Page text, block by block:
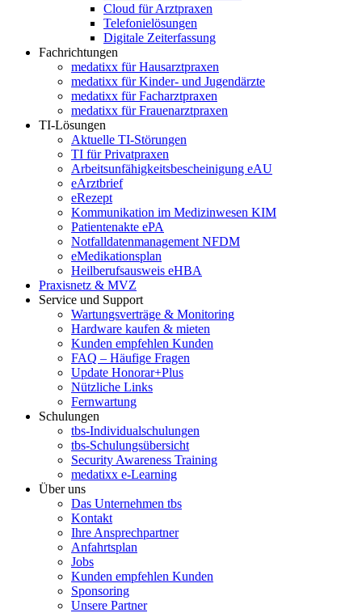
Cloud für Arztpraxen
Telefonielösungen
Digitale Zeiterfassung
Fachrichtungen
medatixx für Hausarztpraxen
medatixx für Kinder- und Jugendärzte
medatixx für Facharztpraxen
medatixx für Frauenarztpraxen
TI-Lösungen
Aktuelle TI-Störungen
TI für Privatpraxen
Arbeitsunfähigkeitsbescheinigung eAU
eArztbrief
eRezept
Kommunikation im Medizinwesen KIM
Patientenakte ePA
Notfalldatenmanagement NFDM
eMedikationsplan
Heilberufsausweis eHBA
Praxisnetz & MVZ
Service und Support
Wartungsverträge & Monitoring
Hardware kaufen & mieten
Kunden empfehlen Kunden
FAQ – Häufige Fragen
Update Honorar+Plus
Nützliche Links
Fernwartung
Schulungen
tbs-Individualschulungen
tbs-Schulungsübersicht
Security Awareness Training
medatixx e-Learning
Über uns
Das Unternehmen tbs
Kontakt
Ihre Ansprechpartner
Anfahrtsplan
Jobs
Kunden empfehlen Kunden
Sponsoring
Unsere Partner